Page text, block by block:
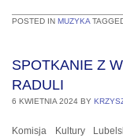
POSTED IN MUZYKA
SPOTKANIE Z
RADULI
6 KWIETNIA 2024 BY
Komisja Kultury